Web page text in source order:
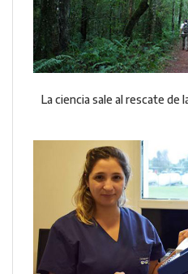
La ciencia sale al rescate de